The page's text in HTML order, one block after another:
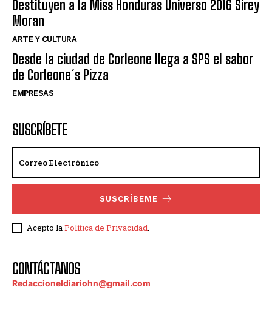
Destituyen a la Miss Honduras Universo 2016 Sirey
Moran
ARTE Y CULTURA
Desde la ciudad de Corleone llega a SPS el sabor
de Corleone´s Pizza
EMPRESAS
SUSCRÍBETE
SUSCRÍBEME
Acepto laPolítica de Privacidad.
CONTÁCTANOS
Redaccioneldiariohn@gmail.com